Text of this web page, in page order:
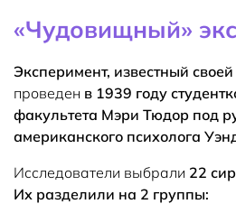
«Чудовищный»
Эксперимент, известный
проведен в 1939 году
факультета Мэри Тюдор под
американского психолога
Исследователи выбрали 22
Их разделили на 2 группы: